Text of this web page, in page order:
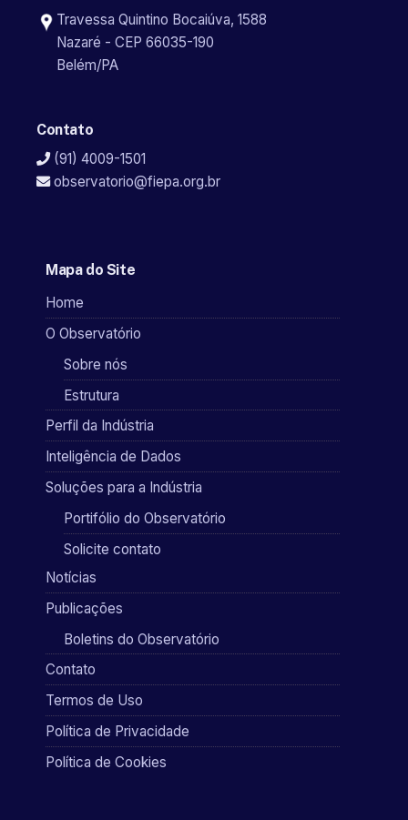
Travessa Quintino Bocaiúva, 1588
Nazaré - CEP 66035-190
Belém/PA
Contato
(91) 4009-1501
observatorio@fiepa.org.br
Mapa do Site
Home
O Observatório
Sobre nós
Estrutura
Perfil da Indústria
Inteligência de Dados
Soluções para a Indústria
Portifólio do Observatório
Solicite contato
Notícias
Publicações
Boletins do Observatório
Contato
Termos de Uso
Política de Privacidade
Política de Cookies